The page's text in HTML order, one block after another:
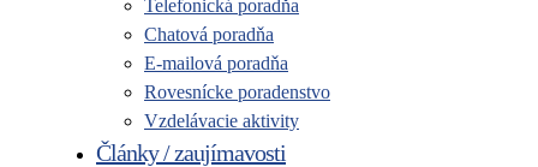
Telefonická poradňa
Chatová poradňa
E-mailová poradňa
Rovesnícke poradenstvo
Vzdelávacie aktivity
Články / zaujímavosti